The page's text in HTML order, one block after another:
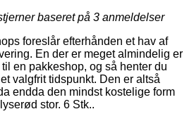
baseret på 3 anmeldelser
foreslår efterhånden et hav af
En der er meget almindelig er
en pakkeshop, og så henter du
valgfrit tidspunkt. Den er altså
endda den mindst kostelige form
stor. 6 Stk..